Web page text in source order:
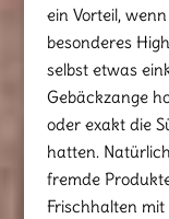
ein Vorteil,
besonderes
selbst etwas
Gebäckzange
oder exakt die
hatten.
fremde
Frischhalten